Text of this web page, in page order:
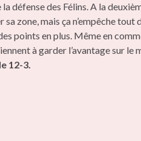
défense des Félins. A la
zone, mais ça n’empêche tout
points en plus. Même en
à garder l’avantage sur
12-3.